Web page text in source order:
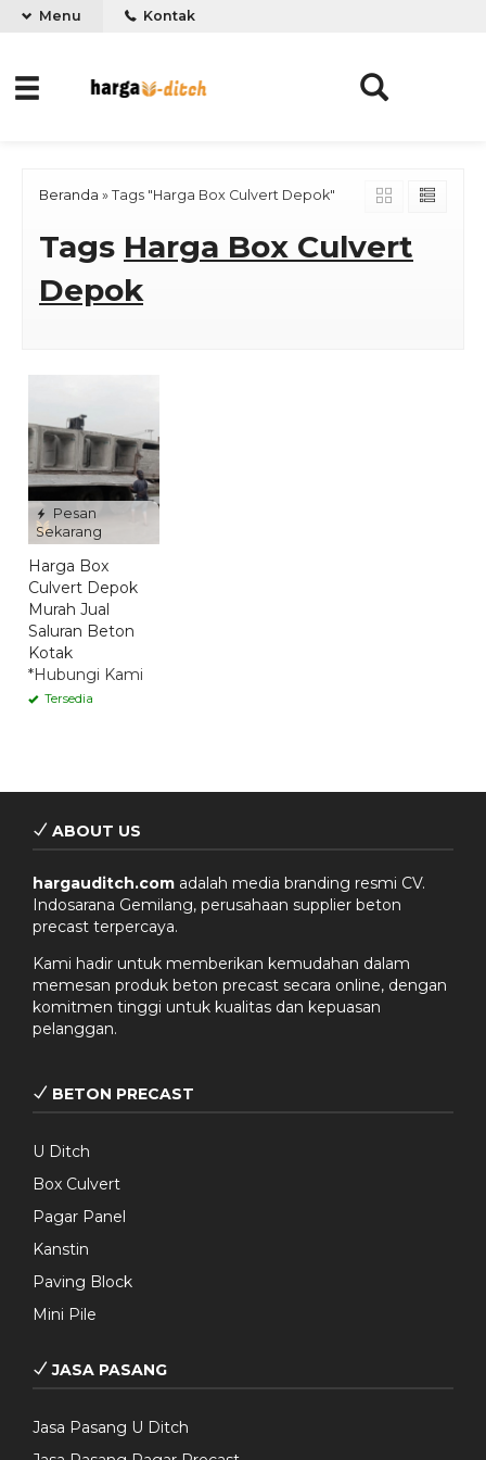
Menu Kontak
Beranda » Tags "Harga Box Culvert Depok"
Tags Harga Box Culvert
Depok
Pesan
Sekarang
Harga Box
Culvert Depok
Murah Jual
Saluran Beton
Kotak
*Hubungi Kami
Tersedia
ABOUT US
hargauditch.com adalah media branding resmi CV.
Indosarana Gemilang, perusahaan supplier beton
precast terpercaya.
Kami hadir untuk memberikan kemudahan dalam
memesan produk beton precast secara online, dengan
komitmen tinggi untuk kualitas dan kepuasan
pelanggan.
BETON PRECAST
U Ditch
Box Culvert
Pagar Panel
Kanstin
Paving Block
Mini Pile
JASA PASANG
Jasa Pasang U Ditch